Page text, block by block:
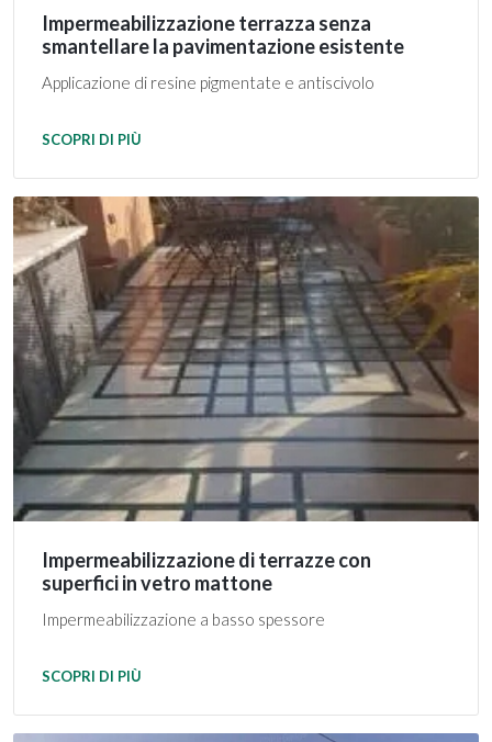
Impermeabilizzazione terrazza senza
smantellare la pavimentazione esistente
Applicazione di resine pigmentate e antiscivolo
SCOPRI DI PIÙ
Impermeabilizzazione di terrazze con
superfici in vetro mattone
Impermeabilizzazione a basso spessore
SCOPRI DI PIÙ